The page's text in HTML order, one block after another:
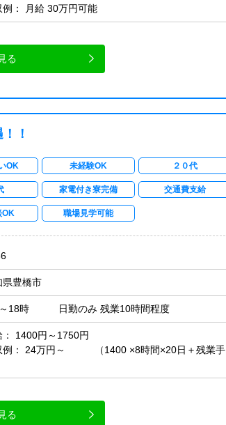
例： 月給 30万円可能
る
！
OK 未経験OK ２０代
家電付き寮完備 交通費支給
OK 職場見学可能
県豊橋市
18時 日勤のみ 残業10時間程度
： 1400円～1750円
例： 24万円～ （1400 ×8時間×20日＋残業手
る